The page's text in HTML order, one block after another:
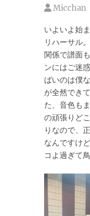
Micchan
いよいよ始
リハーサル
関係で譜面
ンにはご迷
ばいのは僕
が全然でき
た、音色も
の頑張りど
りなので、
なんですけ
コよ過ぎて